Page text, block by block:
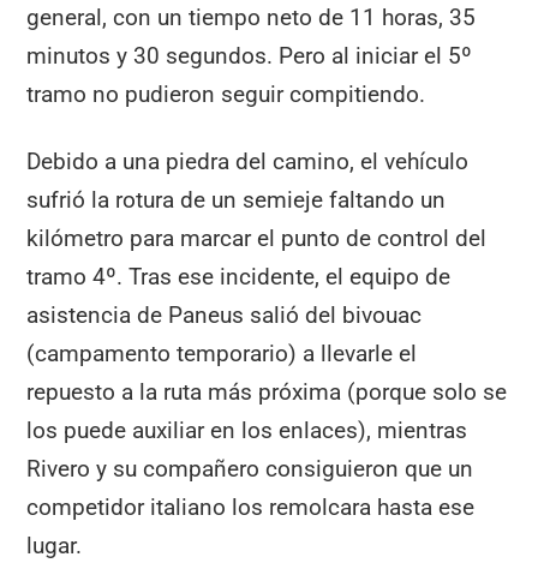
general, con un tiempo neto de 11 horas, 35
minutos y 30 segundos. Pero al iniciar el 5º
tramo no pudieron seguir compitiendo.
Debido a una piedra del camino, el vehículo
sufrió la rotura de un semieje faltando un
kilómetro para marcar el punto de control del
tramo 4º. Tras ese incidente, el equipo de
asistencia de Paneus salió del bivouac
(campamento temporario) a llevarle el
repuesto a la ruta más próxima (porque solo se
los puede auxiliar en los enlaces), mientras
Rivero y su compañero consiguieron que un
competidor italiano los remolcara hasta ese
lugar.